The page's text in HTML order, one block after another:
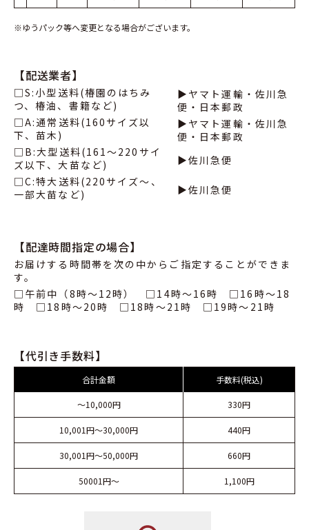
※ゆうパック等へ変更となる場合がございます。
【配送業者】
□S:小型送料(椿園のはちみ
つ、椿油、書籍など)
▶ヤマト運輸・佐川急
便・日本郵政
□A:通常送料(160サイズ以
下、苗木)
▶ヤマト運輸・佐川急
便・日本郵政
□B:大型送料(161〜220サイ
ズ以下、大苗など)
▶佐川急便
□C:特大送料(220サイズ〜、
一部大苗など)
▶佐川急便
【配達時間指定の場合】
お届けする時間帯を次の中からご指定することができま
す。
□午前中（8時～12時） □14時～16時 □16時～18
時 □18時～20時 □18時～21時 □19時～21時
【代引き手数料】
合計金額 手数料(税込)
〜10,000円 330円
10,001円〜30,000円 440円
30,001円〜50,000円 660円
50001円〜 1,100円